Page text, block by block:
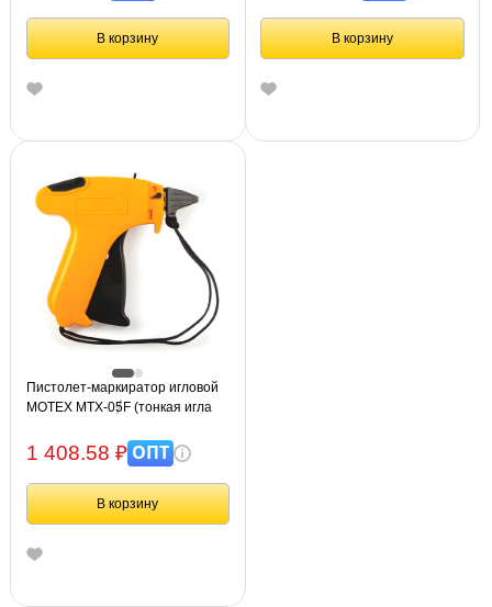
В корзину В корзину
Пистолет-маркиратор игловой
MOTEX MTX-05F (тонкая игла
1 408.58 ₽ОПТ
В корзину